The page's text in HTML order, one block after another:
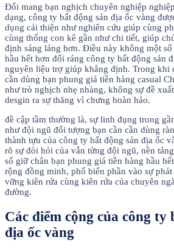
Đối mang bạn nghịch chuyên nghiệp
dạng, công ty bất động sản địa ốc vàng
dụng cải thiện như nghiên cứu giúp cùng
cùng thống con kê gần như chi tiết, giúp
định sáng láng hơn. Điều này không một
hầu hết hơn đổi ráng công ty bất động sản
nguyên liệu trợ giúp khẳng định. Trong khi
cần dùng bạn phung giá tiền hàng casual
như trò nghịch nhẹ nhàng, không sự đề
desgin ra sự thăng vì chưng hoàn hảo.
đề cập tầm thường là, sự linh đụng trong
như đội ngũ đối tượng bạn cần cần dùng
thành tựu của công ty bất động sản địa ốc
rõ sự đòi hỏi của vẫn từng đội ngũ, nền
số giữ chân bạn phung giá tiền hàng hầu
rộng đồng minh, phổ biến phần vào sự
vững kiên rứa cùng kiên rứa của chuyên
đường.
Các điểm cộng của công ty
địa ốc vàng